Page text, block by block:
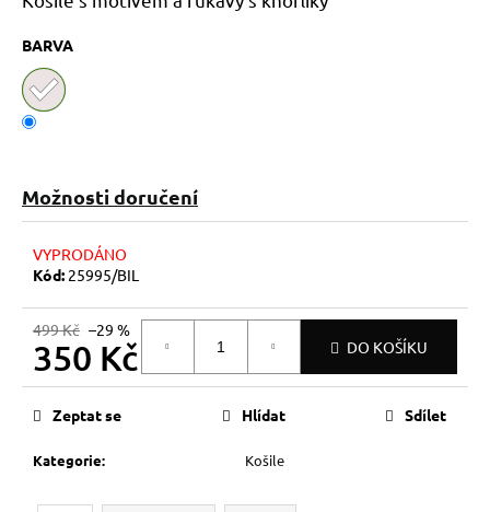
BARVA
Možnosti doručení
VYPRODÁNO
Kód: 25995/BIL
499 Kč –29 %
350 Kč
Měrná
DO KOŠÍKU
Kategorie: Košile
Zeptat se Hlídat Sdílet
j
e
m
e